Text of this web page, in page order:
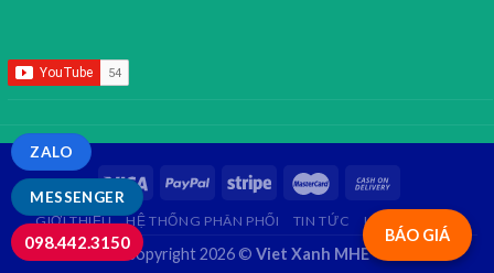
BÁO GIÁ
GIỚI THIỆU HỆ THỐNG PHÂN PHỐI TIN TỨC LIÊN HỆ
Copyright 2026 © Viet Xanh MHE
MESSENGER
ZALO
098.442.3150